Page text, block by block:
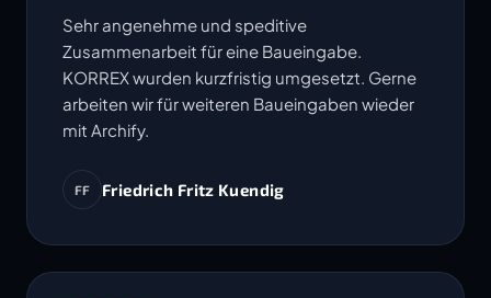
Sehr angenehme und speditive
Zusammenarbeit für eine Baueingabe.
KORREX wurden kurzfristig umgesetzt. Gerne
arbeiten wir für weiteren Baueingaben wieder
mit Archify.
FF Friedrich Fritz Kuendig